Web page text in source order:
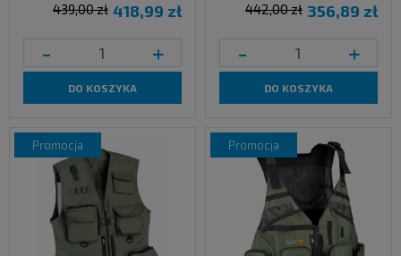
418,99 zł
439,00 zł
- +
DO KOSZYKA
356,89 zł
442,00 zł
- +
DO KOSZYKA
promocja promocja